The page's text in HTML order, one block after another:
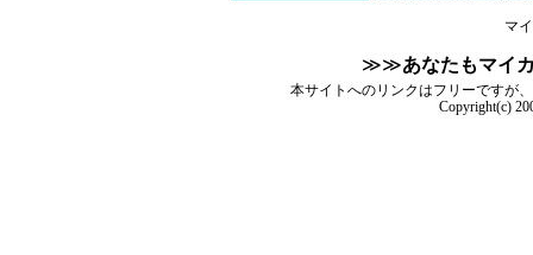
マ
≫≫あなたもマイ
本サイトへのリンクはフリーですが
Copyright(c)